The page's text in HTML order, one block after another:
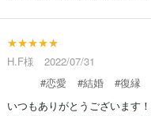
★★★★★
H.F様 2022/07/31
#恋愛
#結婚 #復縁
いつもありがとうございます！